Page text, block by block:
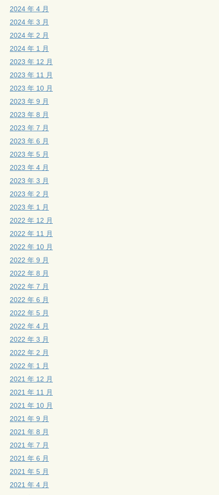
2024 年 4 月
2024 年 3 月
2024 年 2 月
2024 年 1 月
2023 年 12 月
2023 年 11 月
2023 年 10 月
2023 年 9 月
2023 年 8 月
2023 年 7 月
2023 年 6 月
2023 年 5 月
2023 年 4 月
2023 年 3 月
2023 年 2 月
2023 年 1 月
2022 年 12 月
2022 年 11 月
2022 年 10 月
2022 年 9 月
2022 年 8 月
2022 年 7 月
2022 年 6 月
2022 年 5 月
2022 年 4 月
2022 年 3 月
2022 年 2 月
2022 年 1 月
2021 年 12 月
2021 年 11 月
2021 年 10 月
2021 年 9 月
2021 年 8 月
2021 年 7 月
2021 年 6 月
2021 年 5 月
2021 年 4 月